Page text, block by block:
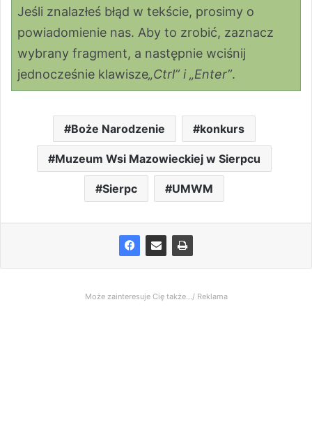
Jeśli znalazłeś błąd w tekście, prosimy o
powiadomienie nas. Aby to zrobić, zaznacz
wybrany fragment, a następnie wciśnij
jednocześnie klawisze„Ctrl” i „Enter”.
Boże Narodzenie konkurs
Muzeum Wsi Mazowieckiej w Sierpcu
Sierpc UMWM
Może zainteresuje Cię także.../ Reklama